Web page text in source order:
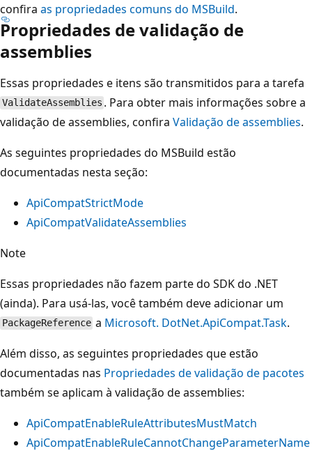
confira as propriedades comuns do MSBuild.
Propriedades de validação de
assemblies
Essas propriedades e itens são transmitidos para a tarefa
ValidateAssemblies . Para obter mais informações sobre a
validação de assemblies, confira Validação de assemblies.
As seguintes propriedades do MSBuild estão
documentadas nesta seção:
ApiCompatStrictMode
ApiCompatValidateAssemblies
Note
Essas propriedades não fazem parte do SDK do .NET
(ainda). Para usá-las, você também deve adicionar um
PackageReference a Microsoft. DotNet.ApiCompat.Task.
Além disso, as seguintes propriedades que estão
documentadas nas Propriedades de validação de pacotes
também se aplicam à validação de assemblies:
ApiCompatEnableRuleAttributesMustMatch
ApiCompatEnableRuleCannotChangeParameterName